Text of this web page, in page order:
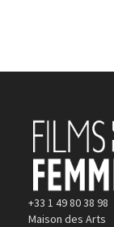
+33 1 49 80 38 98
Maison des Arts